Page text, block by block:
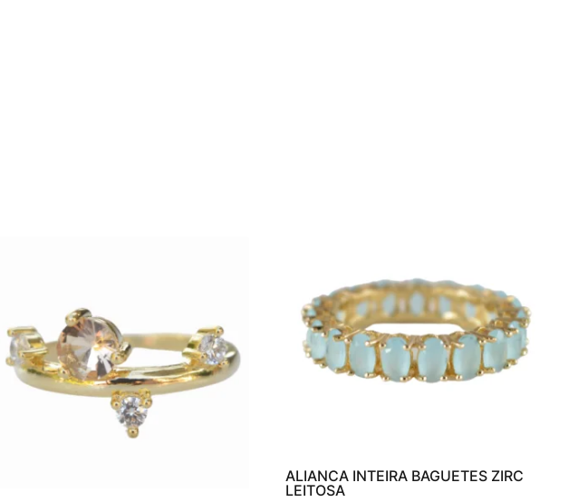
ALIANCA INTEIRA BAGUETES ZIRC
LEITOSA